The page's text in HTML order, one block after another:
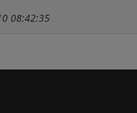
08:42:35